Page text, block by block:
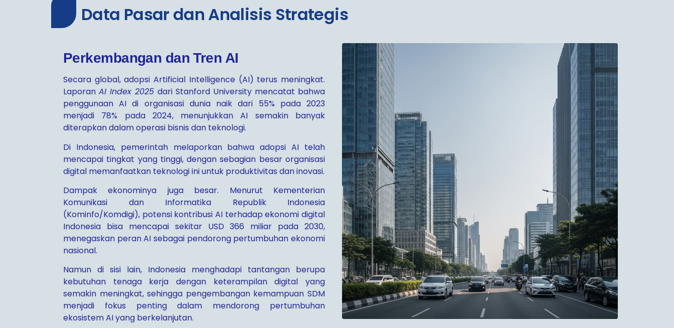
Data Pasar dan Analisis Strategis
Perkembangan dan Tren AI
Secara global, adopsi Artificial Intelligence (AI) terus meningkat.
LaporanAI Index 2025 dari Stanford University mencatat bahwa
penggunaan AI di organisasi dunia naik dari 55% pada 2023
menjadi 78% pada 2024, menunjukkan AI semakin banyak
diterapkan dalam operasi bisnis dan teknologi.
Di Indonesia, pemerintah melaporkan bahwa adopsi AI telah
mencapai tingkat yang tinggi, dengan sebagian besar organisasi
digital memanfaatkan teknologi ini untuk produktivitas dan inovasi.
Dampak ekonominya juga besar. Menurut Kementerian
Komunikasi dan Informatika Republik Indonesia
(Kominfo/Komdigi), potensi kontribusi AI terhadap ekonomi digital
Indonesia bisa mencapai sekitar USD 366 miliar pada 2030,
menegaskan peran AI sebagai pendorong pertumbuhan ekonomi
nasional.
Namun di sisi lain, Indonesia menghadapi tantangan berupa
kebutuhan tenaga kerja dengan keterampilan digital yang
semakin meningkat, sehingga pengembangan kemampuan SDM
menjadi fokus penting dalam mendorong pertumbuhan
ekosistem AI yang berkelanjutan.